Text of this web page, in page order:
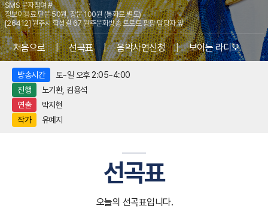
SMS 문자참여 #
정보이용료 단문 50원, 장문 100원 (통화료 별도)
[26412] 원주시 학성길 67 원주문화방송 트로트 팡팡 담당자 앞
처음으로 | 선곡표 | 음악사연신청 | 보이는 라디오
방송시간
토~일 오후 2:05~4:00
진행
노기환, 김용석
연출
박지현
작가
유예지
선곡표
오늘의 선곡표입니다.